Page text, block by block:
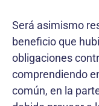
Será asimismo
beneficio que
obligaciones
comprendiendo
común, en la